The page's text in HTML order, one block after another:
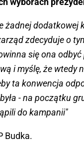
żadnej dodatkowej
zdecyduje o
się ona odbyć
i myślę, że wtedy
ta konwencja
- na początku
do kampanii"
Budka.